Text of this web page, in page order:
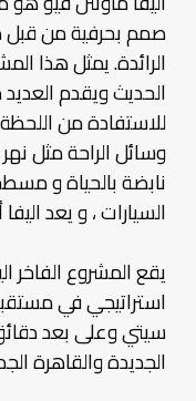
صمم بحرفية من قبل
الرائدة. يمثل هذا
الحديث ويقدم
للاستفادة من
وسائل الراحة مثل
نابضة بالحياة و
السيارات ، و يعد
يقع المشروع الفاخر
استراتيجي في
سيتي وعلى بعد
الجديدة والقاهرة